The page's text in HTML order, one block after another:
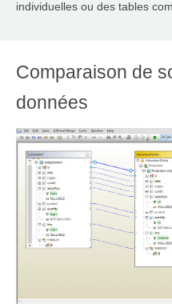
individuelles ou des tables
Comparaison de
données